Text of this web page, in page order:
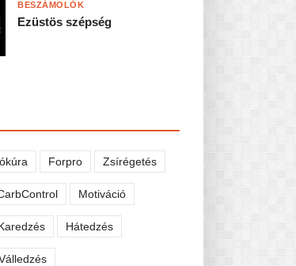
Ezüstös szépség
BESZÁMOLÓK
Forpro Zsírégetés
Motiváció
Hátedzés